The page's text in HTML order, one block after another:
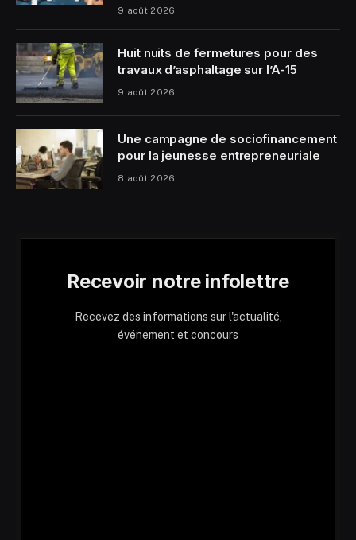
9 août 2026
Huit nuits de fermetures pour des
travaux d’asphaltage sur l’A-15
9 août 2026
Une campagne de sociofinancement
pour la jeunesse entrepreneuriale
8 août 2026
Recevoir notre infolettre
Recevez des informations sur l'actualité,
événement et concours